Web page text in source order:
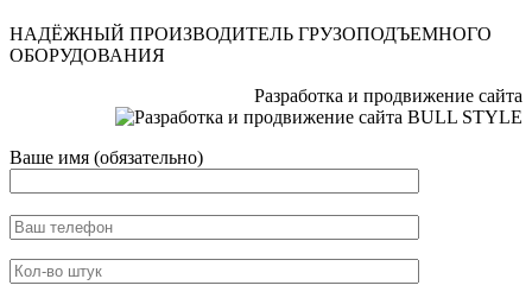
НАДЁЖНЫЙ ПРОИЗВОДИТЕЛЬ ГРУЗОПОДЪЕМНОГО
ОБОРУДОВАНИЯ
Разработка и продвижение сайта
Ваше имя (обязательно)